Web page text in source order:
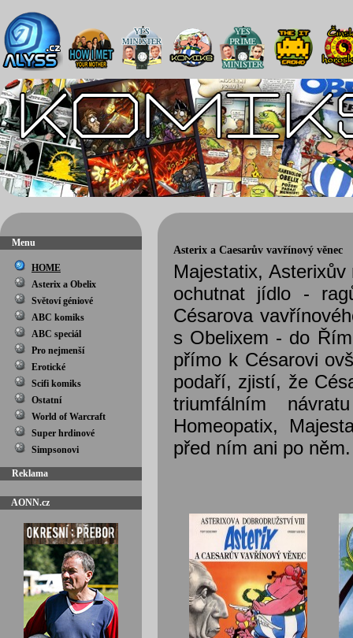
Menu
HOME
Asterix a Obelix
Světoví géniové
ABC komiks
ABC speciál
Pro nejmenší
Erotické
Scifi komiks
Ostatní
World of Warcraft
Super hrdinové
Simpsonovi
Reklama
AONN.cz
Asterix a Caesarův vavřínový věnec
Majestatix,
ochutnat jídlo -
Césarova
s Obelixem - do
přímo k Césarovi
podaří, zjistí, že
triumfálním
Homeopatix,
před ním ani po něm.